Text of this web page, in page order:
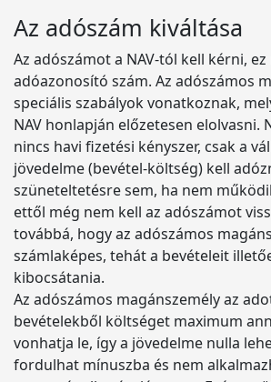
Az adószám kiváltása
Az adószámot a NAV-tól kell kérni,
adóazonosító szám. Az adószámos
speciális szabályok vonatkoznak,
NAV honlapján előzetesen elolvasni.
nincs havi fizetési kényszer, csak a
jövedelme (bevétel-költség) kell
szüneteltetésre sem, ha nem
ettől még nem kell az adószámot
továbbá, hogy az adószámos
számlaképes, tehát a bevételeit
kibocsátania.
Az adószámos magánszemély az
bevételekből költséget maximum
vonhatja le, így a jövedelme nulla
fordulhat mínuszba és nem